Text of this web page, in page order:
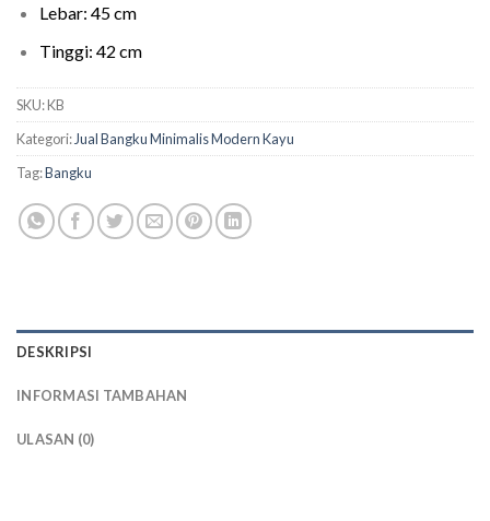
Lebar: 45 cm
Tinggi: 42 cm
SKU:KB
Kategori: Jual Bangku Minimalis Modern Kayu
Tag:Bangku
DESKRIPSI
INFORMASI TAMBAHAN
ULASAN (0)